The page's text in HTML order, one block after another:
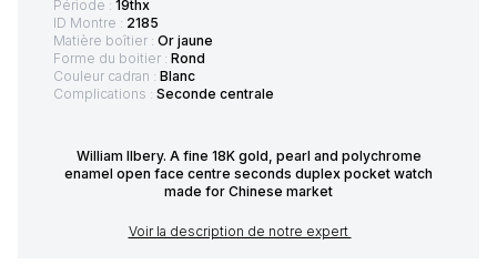
Période : 19thx
ID Montre : 2185
Matière boîtier : Or jaune
Forme du boitier : Rond
Couleur cadran : Blanc
Complications : Seconde centrale
William Ilbery. A fine 18K gold, pearl and polychrome
enamel open face centre seconds duplex pocket watch
made for Chinese market
Voir la description de notre expert